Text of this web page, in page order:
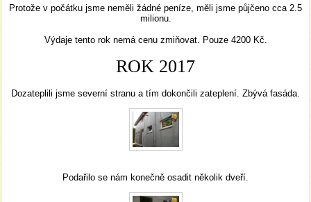
Protože v počátku jsme neměli žádné peníze, měli jsme půjčeno cca 2.5
milionu.
Výdaje tento rok nemá cenu zmiňovat. Pouze 4200 Kč.
ROK 2017
Dozateplili jsme severní stranu a tím dokončili zateplení. Zbývá fasáda.
Podařilo se nám konečně osadit několik dveří.